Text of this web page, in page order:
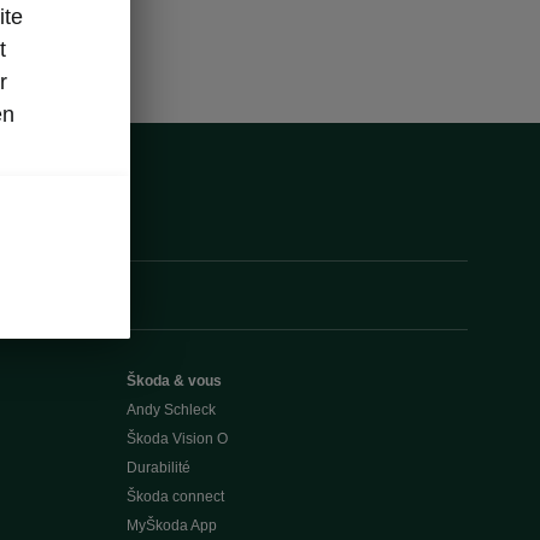
Škoda & vous
Andy Schleck
Škoda Vision O
Durabilité
Škoda connect
MyŠkoda App